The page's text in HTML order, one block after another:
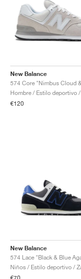
New Balance
574 Core "Nimbus Cloud
Hombre / Estilo deportivo
€120
New Balance
574 Lace "Black & Blue
Niños / Estilo deportivo /
€70